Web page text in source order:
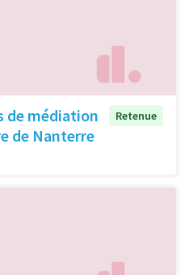
de médiation
de Nanterre
Retenue